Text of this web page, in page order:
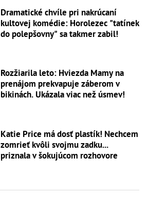
Dramatické chvíle pri nakrúcaní
kultovej komédie: Horolezec "tatínek
do polepšovny" sa takmer zabil!
Rozžiarila leto: Hviezda Mamy na
prenájom prekvapuje záberom v
bikinách. Ukázala viac než úsmev!
Katie Price má dosť plastík! Nechcem
zomrieť kvôli svojmu zadku...
priznala v šokujúcom rozhovore